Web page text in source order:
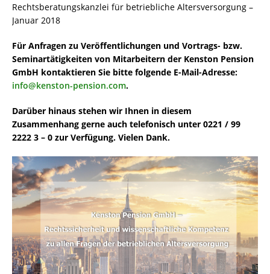
Rechtsberatungskanzlei für betriebliche Altersversorgung –
Januar 2018
Für Anfragen zu Veröffentlichungen und Vortrags- bzw.
Seminartätigkeiten von Mitarbeitern der Kenston Pension
GmbH kontaktieren Sie bitte folgende E-Mail-Adresse:
info@kenston-pension.com.
Darüber hinaus stehen wir Ihnen in diesem
Zusammenhang gerne auch telefonisch unter 0221 / 99
2222 3 – 0 zur Verfügung. Vielen Dank.